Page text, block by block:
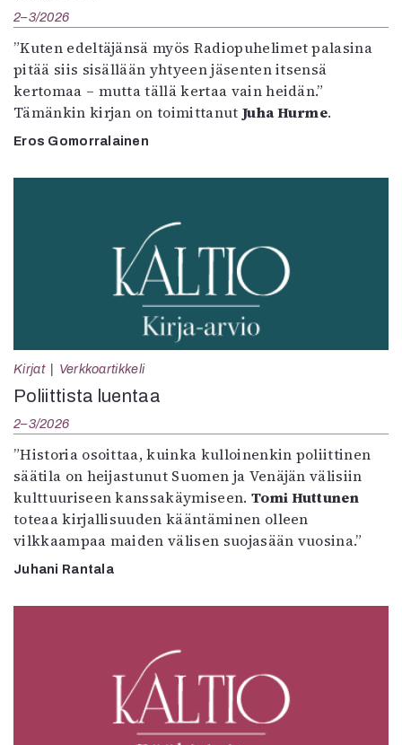
2–3/2026
”Kuten edeltäjänsä myös Radiopuhelimet palasina
pitää siis sisällään yhtyeen jäsenten itsensä
kertomaa – mutta tällä kertaa vain heidän.”
Tämänkin kirjan on toimittanut Juha Hurme.
Eros Gomorralainen
Kirjat Verkkoartikkeli
Poliittista luentaa
2–3/2026
”Historia osoittaa, kuinka kulloinenkin poliittinen
säätila on heijastunut Suomen ja Venäjän välisiin
kulttuuriseen kanssakäymiseen. Tomi Huttunen
toteaa kirjallisuuden kääntäminen olleen
vilkkaampaa maiden välisen suojasään vuosina.”
Juhani Rantala